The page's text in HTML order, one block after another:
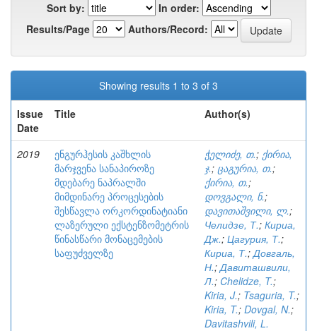
Sort by:
In order:
Results/Page
Authors/Record:
Showing results 1 to 3 of 3
Issue
Date
Title Author(s)
2019
ენგურჰესის კაშხლის
მარჯვენა სანაპიროზე
მდებარე ნაპრალში
მიმდინარე პროცესების
შესწავლა ორკორდინატიანი
ლაზერული ექსტენზომეტრის
წინასწარი მონაცემების
საფუძველზე
ჭელიძე, თ.; ქირია,
ჯ.; ცაგურია, თ.;
ქირია, თ.;
დოვგალი, ნ.;
დავითაშვილი, ლ.;
Челидзе, Т.; Кириа,
Дж.; Цагурия, Т.;
Кириа, Т.;Довгаль,
Н.;Давиташвили,
Л.; Chelidze, T.;
Kiria, J.; Tsaguria, T.;
Kiria, T.; Dovgal, N.;
Davitashvili, L.